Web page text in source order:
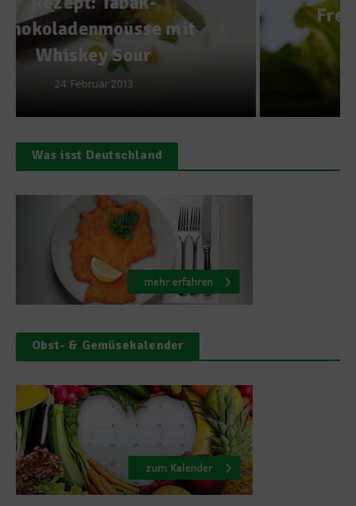
Fresh Up – Alkoholfreier
Cocktail
Was isst Deutschland
Obst- & Gemüsekalender